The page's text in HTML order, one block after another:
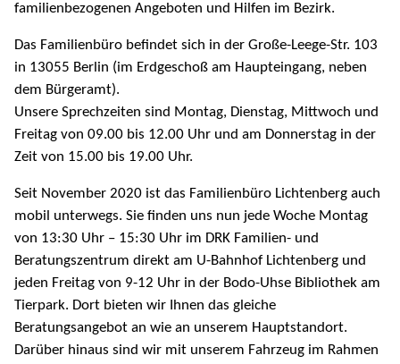
familienbezogenen Angeboten und Hilfen im Bezirk.
Das Familienbüro befindet sich in der Große-Leege-Str. 103
in 13055 Berlin (im Erdgeschoß am Haupteingang, neben
dem Bürgeramt).
Unsere Sprechzeiten sind Montag, Dienstag, Mittwoch und
Freitag von 09.00 bis 12.00 Uhr und am Donnerstag in der
Zeit von 15.00 bis 19.00 Uhr.
Seit November 2020 ist das Familienbüro Lichtenberg auch
mobil unterwegs. Sie finden uns nun jede Woche Montag
von 13:30 Uhr – 15:30 Uhr im DRK Familien- und
Beratungszentrum direkt am U-Bahnhof Lichtenberg und
jeden Freitag von 9-12 Uhr in der Bodo-Uhse Bibliothek am
Tierpark. Dort bieten wir Ihnen das gleiche
Beratungsangebot an wie an unserem Hauptstandort.
Darüber hinaus sind wir mit unserem Fahrzeug im Rahmen